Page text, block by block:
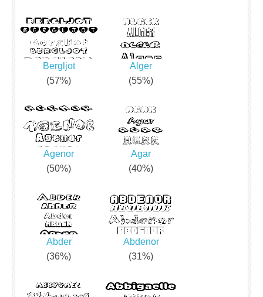
Bergljot
(57%)
Alger
(55%)
Agenor
(50%)
Agar
(40%)
Abder
(36%)
Abdenor
(31%)